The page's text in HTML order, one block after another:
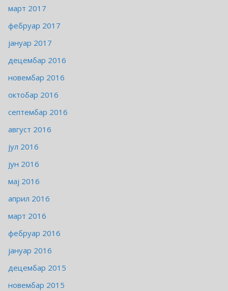
март 2017
фебруар 2017
јануар 2017
децембар 2016
новембар 2016
октобар 2016
септембар 2016
август 2016
јул 2016
јун 2016
мај 2016
април 2016
март 2016
фебруар 2016
јануар 2016
децембар 2015
новембар 2015